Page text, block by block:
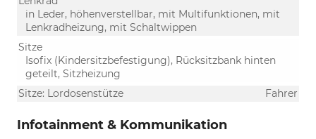
in Leder, höhenverstellbar, mit Multifunktionen, mit
Lenkradheizung, mit Schaltwippen
Sitze
Isofix (Kindersitzbefestigung), Rücksitzbank hinten
geteilt, Sitzheizung
Sitze: Lordosenstütze
Fahrer
Infotainment & Kommunikation